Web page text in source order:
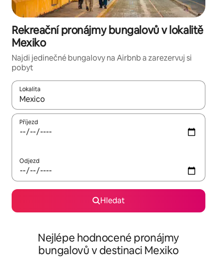
Rekreační pronájmy bungalovů v lokalitě
Mexiko
Najdi jedinečné bungalovy na Airbnb a zarezervuj si
pobyt
Lokalita
Až budou výsledky k dispozici, můžeš si je procházet pomocí
Příjezd
Odjezd
Hledat
Nejlépe hodnocené pronájmy
bungalovů v destinaci Mexiko